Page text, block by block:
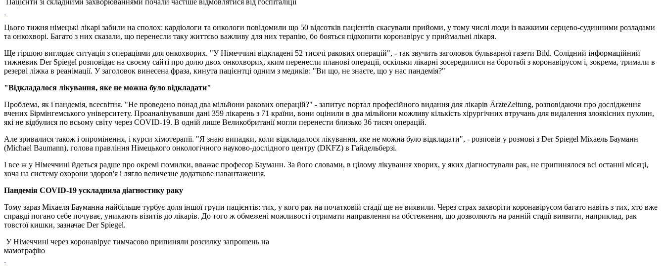
Цього тижня німецькі лікарі забили на сполох: кардіологи та онкологи повідомили що 50 відсотків пацієнтів скасували прийоми, у тому числі люди із важкими серцево-судинними розладами
та онкохворі. Багато з них сказали, що перенесли таку життєво важливу для них терапію, бо бояться підхопити коронавірус у приймальні лікаря.
Ще гіршою виглядає ситуація з операціями для онкохворих. "У Німеччині відкладені 52 тисячі ракових операцій", - так звучить заголовок бульварної газети Bild. Солідний інформаційний
тижневик Der Spiegel розповідає на своєму сайті про долю двох онкохворих, яким перенесли планові операції, оскільки лікарні зосередилися на боротьбі з коронавірусом і, зокрема, тримали в
резерві ліжка в реанімації. У заголовок винесена фраза, кинута пацієнтці одним з медиків: "Ви що, не знаєте, що у нас пандемія?"
"Відкладалося лікування, яке не можна було відкладати"
Проблема, як і пандемія, всесвітня. "Не проведено понад два мільйони ракових операцій?" - запитує портал професійного видання для лікарів ÄrzteZeitung, розповідаючи про дослідження
вчених Бірмінгемського університету. Проаналізувавши дані 359 лікарень з 71 країни, вони оцінили в два мільйони можливу кількість хірургічних втручань для видалення злоякісних пухлин,
які не відбулися по всьому світу через COVID-19. В одній лише Великобританії могли перенести близько 36 тисяч операцій.
Але зривалися також і опромінення, і курси хімотерапії. "Я знаю випадки, коли відкладалося лікування, яке не можна було відкладати", - розповів у розмові з Der Spiegel Міхаель Бауманн
(Michael Baumann), голова правління Німецького онкологічного науково-дослідного центру (DKFZ) в Гайдельберзі.
І все ж у Німеччині йдеться радше про окремі помилки, вважає професор Бауманн. За його словами, в цілому лікування хворих, у яких діагностували рак, не припинялося всі останні місяці,
хоча на систему охорони здоров'я і лягло величезне додаткове навантаження.
Пандемія COVID-19 ускладнила діагностику раку
Тому зараз Міхаеля Бауманна найбільше турбує доля іншої групи пацієнтів: тих, у кого рак на початковій стадії ще не виявили. Через страх захворіти коронавірусом багато навіть з тих, хто вже
справді погано себе почуває, уникають візитів до лікарів. До того ж обмежені можливості отримати направлення на обстеження, що дозволяють на ранній стадії виявити, наприклад, рак
товстої кишки, зазначає Der Spiegel.
У Німеччині через коронавірус тимчасово припиняли розсилку запрошень на
мамографію